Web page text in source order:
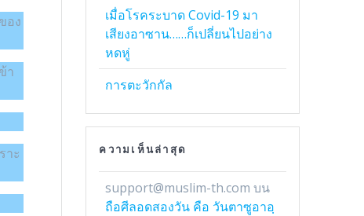
อง
า
าะ
เมื่อโรคระบาด Covid-19 มา
เสียงอาซาน……ก็เปลี่ยนไปอย่าง
หดหู่
การตะวักกัล
ความเห็นล่าสุด
support@muslim-th.com บน
ถือศีลอดสองวัน คือ วันตาซูอาอฺ